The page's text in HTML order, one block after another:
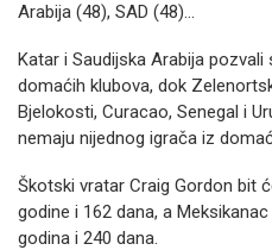
Arabija (48), SAD (48)...
Katar i Saudijska Arabija
domaćih klubova, dok
Bjelokosti, Curacao, Senegal i
nemaju nijednog igrača iz
Škotski vratar Craig Gordon bit
godine i 162 dana, a
godina i 240 dana.